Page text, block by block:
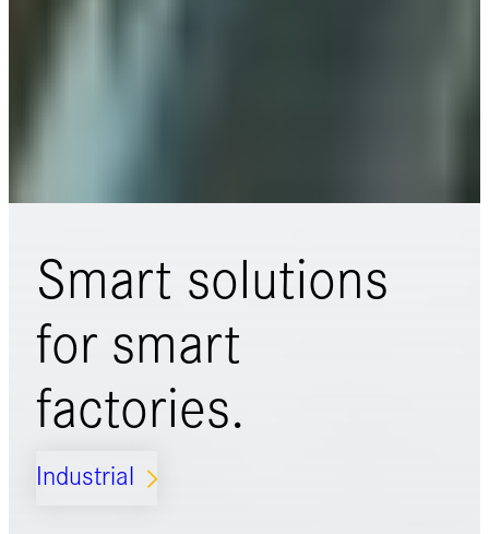
Smart solutions
for smart
factories.
Industrial ARROW_FORWARD_IOS